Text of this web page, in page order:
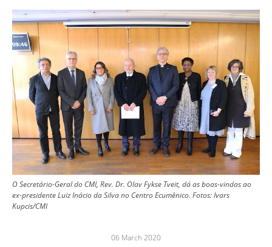
Image
O Secretário-Geral do CMI, Rev. Dr. Olav Fykse Tveit, dá as boas-vindas ao
ex-presidente Luiz Inácio da Silva no Centro Ecumênico. Fotos: Ivars
Kupcis/CMI
06 March 2020